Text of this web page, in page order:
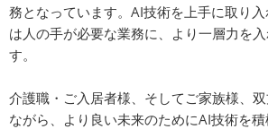
務となっています。AI技術を上手に取り
は人の手が必要な業務に、より一層力を
す。
介護職・ご入居者様、そしてご家族様、
ながら、より良い未来のためにAI技術を